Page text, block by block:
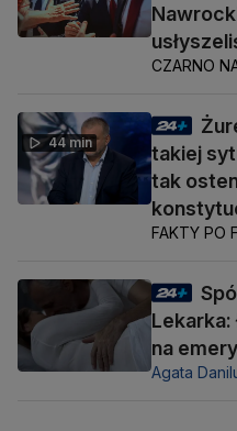
CZARNO
44 min
takiej
tak
FAKTY PO
Lekarka:
na
Agata